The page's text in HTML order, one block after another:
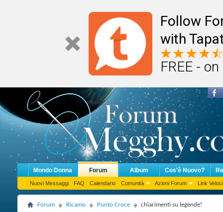
Follow
with
FREE -
Mondo Donna Forum
Nuovi Messaggi FAQ Calendario Comunità Azioni Forum Link Veloci
Album Cos'è Nuovo?
Forum Ricamo Punto Croce chiarimenti su legende!